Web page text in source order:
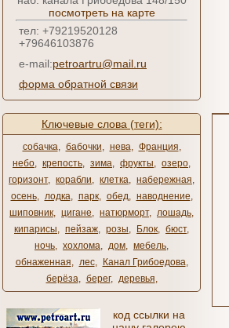
посмотреть на карте
тел: +79219520128
+79646103876
e-mail:petroartru@mail.ru
форма обратной связи
Ключевые слова (теги):
собачка, бабочки, нева, Франция,
небо, крепость, зима, фрукты, озеро,
горизонт, корабли, клетка, набережная,
осень, лодка, парк, обед, наводнение,
шиповник, цигане, натюрморт, лошадь,
кипарисы, пейзаж, розы, Блок, бюст,
ночь, хохлома, дом, мебель,
обнаженная, лес, Канал Грибоедова,
берёза, берег, деревья,
код ссылки на